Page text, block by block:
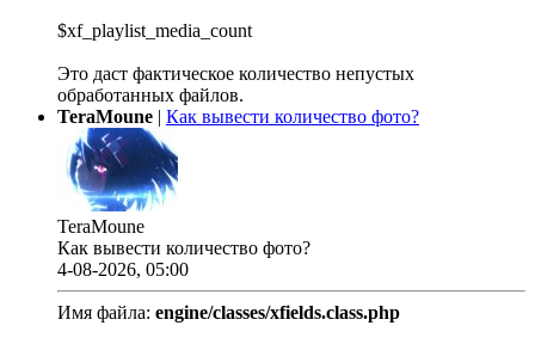
$xf_playlist_media_count
Это даст фактическое количество непустых
обработанных файлов.
TeraMoune | Как вывести количество фото?
TeraMoune
Как вывести количество фото?
4-08-2026, 05:00
Имя файла: engine/classes/xfields.class.php